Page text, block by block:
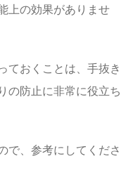
上の効果がありませ
ておくことは、手抜き
の防止に非常に役立ち
で、参考にしてくださ